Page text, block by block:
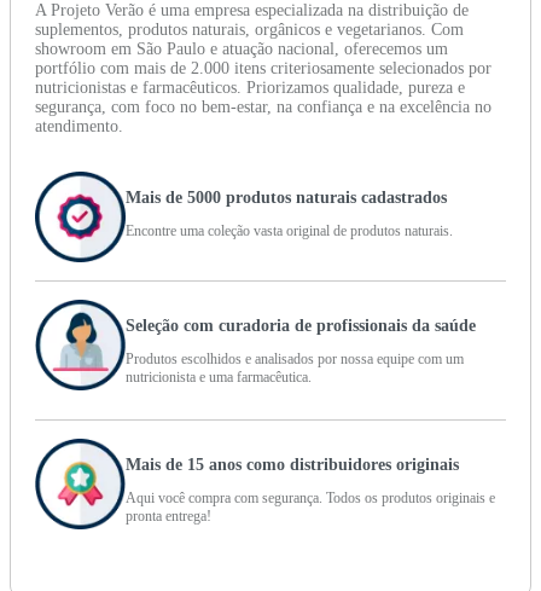
A Projeto Verão é uma empresa especializada na distribuição de
suplementos, produtos naturais, orgânicos e vegetarianos. Com
showroom em São Paulo e atuação nacional, oferecemos um
portfólio com mais de 2.000 itens criteriosamente selecionados por
nutricionistas e farmacêuticos. Priorizamos qualidade, pureza e
segurança, com foco no bem-estar, na confiança e na excelência no
atendimento.
Mais de 5000 produtos naturais cadastrados
Encontre uma coleção vasta original de produtos naturais.
Seleção com curadoria de profissionais da saúde
Produtos escolhidos e analisados por nossa equipe com um
nutricionista e uma farmacêutica.
Mais de 15 anos como distribuidores originais
Aqui você compra com segurança. Todos os produtos originais e
pronta entrega!